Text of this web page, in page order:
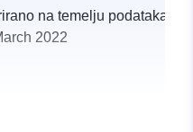
na temelju
2022